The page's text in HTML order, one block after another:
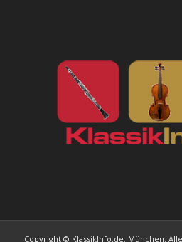
Copyright © KlassikInfo.de, München.